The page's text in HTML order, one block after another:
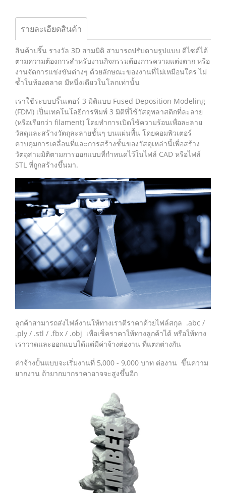
รายละเอียดสินค้า
สินค้าปริ๊น รางวัล 3D สามมิติ สามารถปรับตามรูปแบบ ดีไซต์ได้
ตามความต้องการสำหรับงานกิจกรรมต้องการความแต่งตาก หรือ
งานจัดการแข่งขันต่างๆ ด้วยลักษณะของงานที่ไม่เหมือนใคร ไม่
ซ้ำในท้องตลาด มีหนึ่งเดียวในโลกเท่านั้น
เราใช้ระบบปริ๊นเตอร์ 3 มิติแบบ Fused Deposition Modeling
(FDM) เป็นเทคโนโลยีการพิมพ์ 3 มิติที่ใช้วัสดุพลาสติกที่ละลาย
(หรือเรียกว่า filament) โดยทำการเปิดใช้ความร้อนเพื่อละลาย
วัสดุและสร้างวัตถุละลายชั้นๆ บนแผ่นพื้น โดยคอมพิวเตอร์
ควบคุมการเคลื่อนที่และการสร้างชั้นของวัสดุเหล่านี้เพื่อสร้าง
วัตถุสามมิติตามการออกแบบที่กำหนดไว้ในไฟล์ CAD หรือไฟล์
STL ที่ถูกสร้างขึ้นมา.
ลูกค้าสามารถส่งไฟล์งานให้ทางเราตีราคาด้วยไฟล์สกุล .abc /
.ply / .stl / .fbx / .obj เพื่อเช็คราคาให้ทางลูกค้าได้ หรือให้ทาง
เราวาดและออกแบบได้แต่มีค่าจ้างต่องาน ที่แตกต่างกัน
ค่าจ้างปั้นแบบจะเริ่มงานที่ 5,000 - 9,000 บาท ต่องาน ขึ้นความ
ยากงาน ถ้ายากมากราคาอาจจะสูงขึ้นอีก